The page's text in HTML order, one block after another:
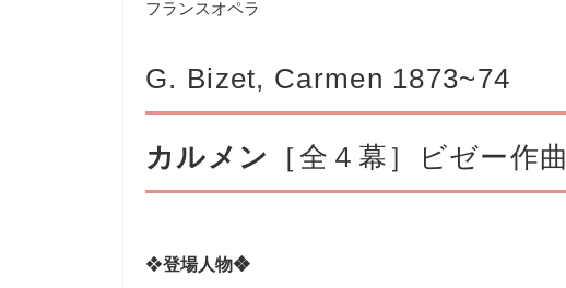
フランスオペラ
G. Bizet, Carmen 1873~74
カルメン ［全４幕］ビゼー作曲
❖登場人物❖